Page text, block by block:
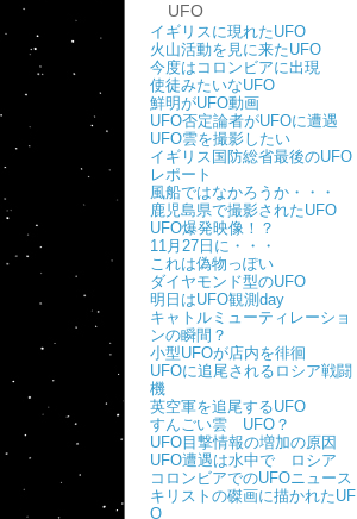
UFO
イギリスに現れたUFO
火山活動を見に来たUFO
今度はコロンビアに出現
使徒みたいなUFO
鮮明がUFO動画
UFO否定論者がUFOに遭遇
UFO雲を撮影したい
イギリス国防総省最後のUFO
レポート
風船ではなかろうか・・・
鹿児島県で撮影されたUFO
UFO爆発映像！？
11月27日に・・・
これは偽物っぽい
ダイヤモンド型のUFO
明日はUFO観測day
キャトルミューティレーショ
ンの瞬間？
小型UFOが店内を徘徊
UFOに追尾されるロシア戦闘
機
英空軍を追尾するUFO
すんごい雲 UFO？
UFO目撃情報の増加の原因
UFO遭遇は水中で ロシア
コロンビアでのUFOニュース
キリストの磔画に描かれたUF
O